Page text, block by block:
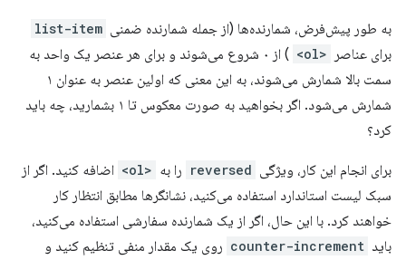
به طور پیش‌فرض، شمارنده‌ها (از جمله شمارنده ضمنی list-item
برای عناصر <ol>
) از ۰ شروع می‌شوند و برای هر عنصر یک واحد به
سمت بالا شمارش می‌شوند، به این معنی که اولین عنصر به عنوان ۱
شمارش می‌شود. اگر بخواهید به صورت معکوس تا ۱ بشمارید، چه باید
کرد؟
برای انجام این کار، ویژگی reversed را به <ol>
اضافه کنید. اگر از
سبک لیست استاندارد استفاده می‌کنید، نشانگرها مطابق انتظار کار
خواهند کرد. با این حال، اگر از یک شمارنده سفارشی استفاده می‌کنید،
باید counter-increment روی یک مقدار منفی تنظیم کنید و